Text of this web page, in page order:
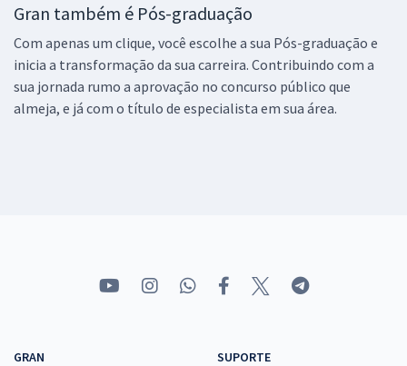
Gran também é Pós-graduação
Com apenas um clique, você escolhe a sua Pós-graduação e
inicia a transformação da sua carreira. Contribuindo com a
sua jornada rumo a aprovação no concurso público que
almeja, e já com o título de especialista em sua área.
GRAN
SUPORTE